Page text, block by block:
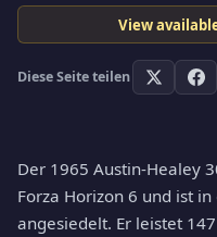
View
Diese Seite teilen
Der 1965 Austin-Healey
Forza Horizon 6 und ist in
angesiedelt. Er leistet